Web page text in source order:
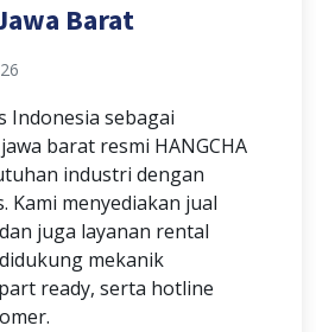
Barat
Indonesia sebagai
barat resmi HANGCHA
industri dengan
Kami menyediakan jual
juga layanan rental
mekanik
ready, serta hotline